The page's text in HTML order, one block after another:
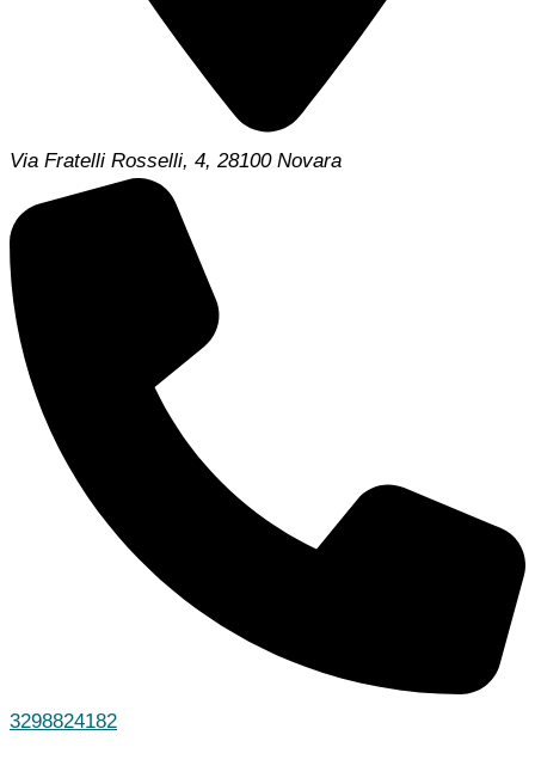
Via Fratelli Rosselli, 4, 28100 Novara
3298824182